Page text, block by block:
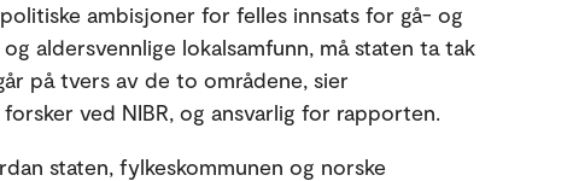
ambisjoner for felles innsats for gå- og
aldersvennlige lokalsamfunn, må staten ta tak
på tvers av de to områdene, sier
ved NIBR, og ansvarlig for rapporten.
staten, fylkeskommunen og norske